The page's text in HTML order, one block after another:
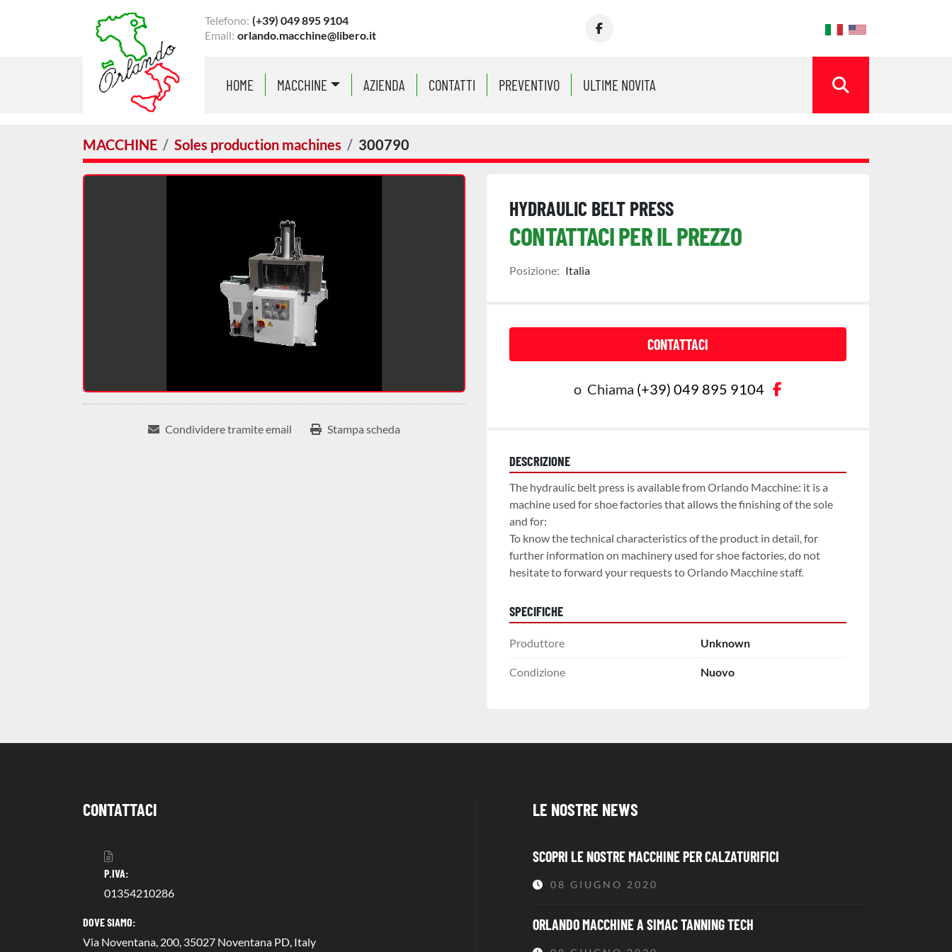
Telefono: (+39) 049 895 9104
Email: orlando.macchine@libero.it facebook
HOME MACCHINE AZIENDA CONTATTI PREVENTIVO ULTIME NOVITA
CERCA
MACCHINE Soles production machines 300790
Condividere tramite email Stampa scheda
HYDRAULIC BELT PRESS
CONTATTACI PER IL PREZZO
Posizione: Italia
CONTATTACI
o Chiama (+39) 049 895 9104
DESCRIZIONE
The hydraulic belt press is available from Orlando Macchine: it is a
machine used for shoe factories that allows the finishing of the sole
and for:
To know the technical characteristics of the product in detail, for
further information on machinery used for shoe factories, do not
hesitate to forward your requests to Orlando Macchine staff.
SPECIFICHE
Produttore Unknown
Condizione Nuovo
CONTATTACI
P.IVA:
01354210286
DOVE SIAMO:
Via Noventana, 200, 35027 Noventana PD, Italy
LE NOSTRE NEWS
SCOPRI LE NOSTRE MACCHINE PER CALZATURIFICI
08 GIUGNO 2020
ORLANDO MACCHINE A SIMAC TANNING TECH